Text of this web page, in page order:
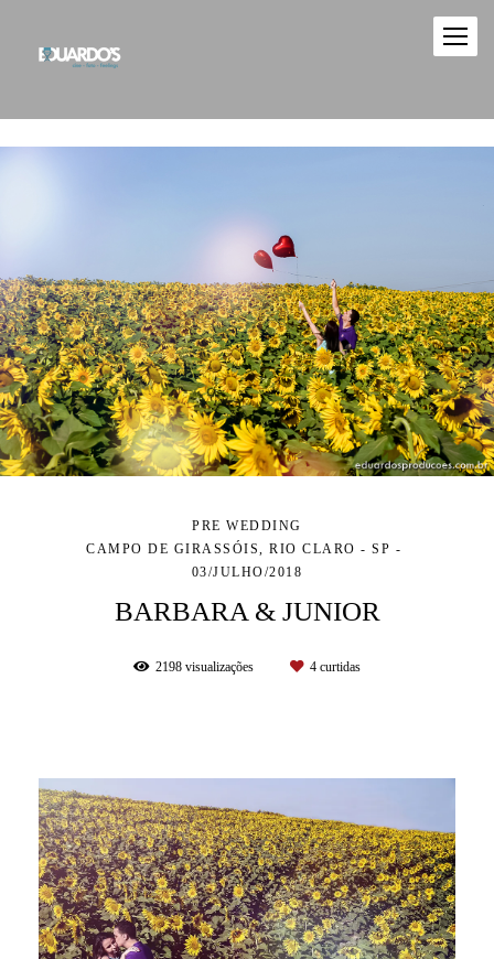
PRE WEDDING
CAMPO DE GIRASSÓIS, RIO CLARO - SP
03/JULHO/2018
BARBARA & JUNIOR
2198 visualizações 4 curtidas